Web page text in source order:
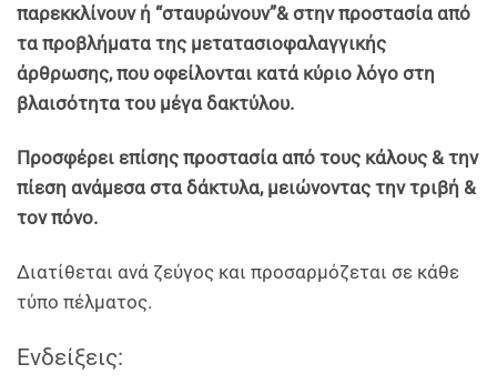
παρεκκλίνουν ή “σταυρώνουν”& στην προστασία από
τα προβλήματα της μετατασιοφαλαγγικής
άρθρωσης, που οφείλονται κατά κύριο λόγο στη
βλαισότητα του μέγα δακτύλου.
Προσφέρει επίσης προστασία από τους κάλους & την
πίεση ανάμεσα στα δάκτυλα, μειώνοντας την τριβή &
τον πόνο.
Διατίθεται ανά ζεύγος και προσαρμόζεται σε κάθε
τύπο πέλματος.
Ενδείξεις: